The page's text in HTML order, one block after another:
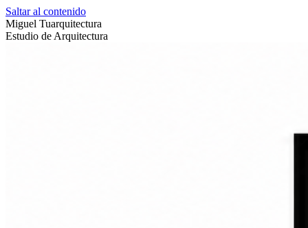
Saltar al contenido
Miguel Tuarquitectura
Estudio de Arquitectura